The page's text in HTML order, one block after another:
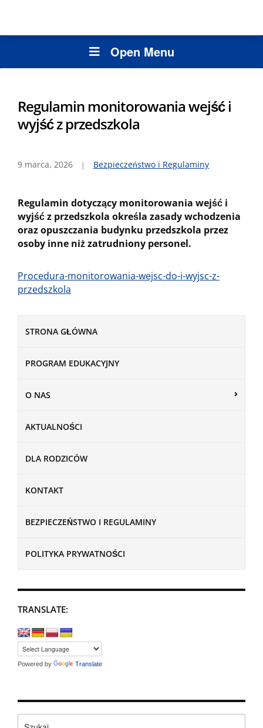
Open Menu
STRONA GŁÓWNA
PROGRAM EDUKACYJNY
O NAS
AKTUALNOŚCI
DLA RODZICÓW
KONTAKT
BEZPIECZEŃSTWO I REGULAMINY
POLITYKA PRYWATNOŚCI
Regulamin monitorowania wejść i
wyjść z przedszkola
9 marca, 2026 Bezpieczeństwo i Regulaminy
Regulamin dotyczący monitorowania wejść i
wyjść z przedszkola określa zasady wchodzenia
oraz opuszczania budynku przedszkola przez
osoby inne niż zatrudniony personel.
Procedura-monitorowania-wejsc-do-i-wyjsc-z-
przedszkola
TRANSLATE:
Powered by Translate